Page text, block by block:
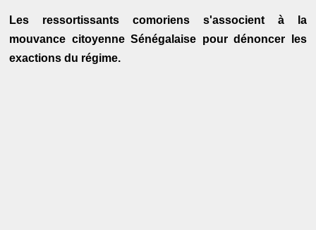
Les ressortissants comoriens s'associent à la
mouvance citoyenne Sénégalaise pour dénoncer les
exactions du régime.